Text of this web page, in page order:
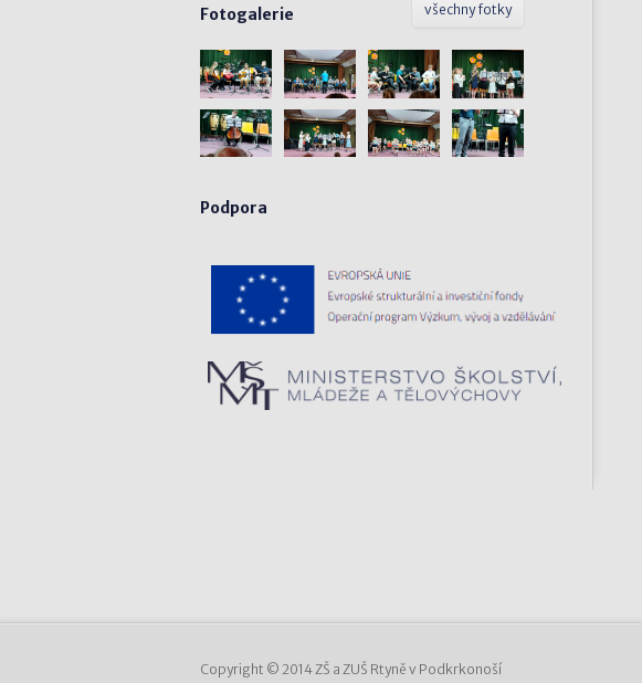
všechny fotky
Fotogalerie
Podpora
Copyright © 2014 ZŠ a ZUŠ Rtyně v Podkrkonoší